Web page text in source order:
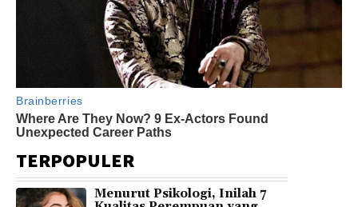
TERPOPULER
Menurut Psikologi, Inilah 7